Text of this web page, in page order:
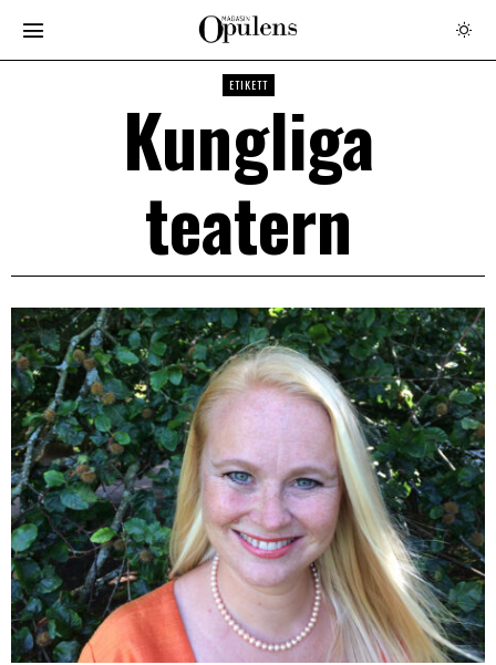
ETIKETT
Kungliga
teatern